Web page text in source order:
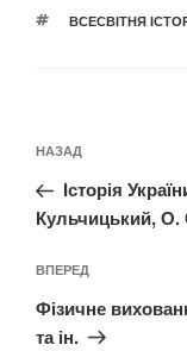
ПОЗНАЧКИ
ВСЕСВІТНЯ
записів
Попередній
запис:
НАЗАД
Історія
Кульчицький, О.
Наступний
запис
ВПЕРЕД
Фізичне
та ін.